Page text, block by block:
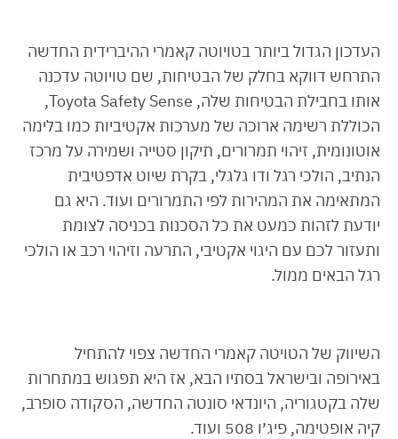
העדכון הגדול ביותר בטויוטה קאמרי ההיברידית החדשה
התרחש דווקא בחלק של הבטיחות, שם טויוטה עדכנה
אותו בחבילת הבטיחות שלה, Toyota Safety Sense,
הכוללת רשימה ארוכה של מערכות אקטיביות כמו בלימה
אוטונומית, זיהוי תמרורים, תיקון סטייה ושמירה על מרכז
הנתיב, הולכי רגל ודו גלגלי, בקרת שיוט אדפטיבית
המתאימה את המהירות לפי התמרורים ועוד. היא גם
יודעת לזהות כמעט את כל הסכנות בכניסה לצומת
ותעזור לכם עם היגוי אקטיבי, התרעה וזיהוי רכב או הולכי
רגל הבאים ממול.
השיווק של הטויטה קאמרי החדשה צפוי להתחיל
באירופה ובישראל בסתיו הבא, אז היא תפגוש במתחרות
שלה בקטגוריה, היונדאי סונטה החדשה, הסקודה סופרב,
קיה אופטימה, פיג׳ו 508 ועוד.